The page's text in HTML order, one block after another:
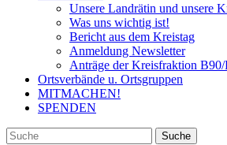
Unsere Landrätin und unsere
Was uns wichtig ist!
Bericht aus dem Kreistag
Anmeldung Newsletter
Anträge der Kreisfraktion
Ortsverbände u. Ortsgruppen
MITMACHEN!
SPENDEN